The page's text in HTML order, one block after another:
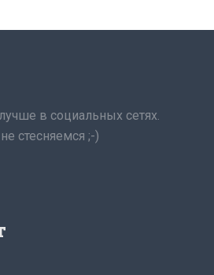
в социальных сетях.
стесняемся ;-)